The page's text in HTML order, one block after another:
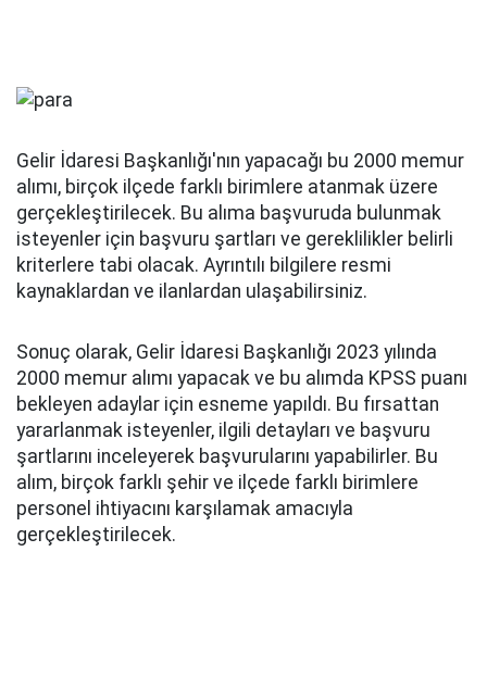
Gelir İdaresi Başkanlığı'nın yapacağı bu 2000 memur
alımı, birçok ilçede farklı birimlere atanmak üzere
gerçekleştirilecek. Bu alıma başvuruda bulunmak
isteyenler için başvuru şartları ve gereklilikler belirli
kriterlere tabi olacak. Ayrıntılı bilgilere resmi
kaynaklardan ve ilanlardan ulaşabilirsiniz.
Sonuç olarak, Gelir İdaresi Başkanlığı 2023 yılında
2000 memur alımı yapacak ve bu alımda KPSS puanı
bekleyen adaylar için esneme yapıldı. Bu fırsattan
yararlanmak isteyenler, ilgili detayları ve başvuru
şartlarını inceleyerek başvurularını yapabilirler. Bu
alım, birçok farklı şehir ve ilçede farklı birimlere
personel ihtiyacını karşılamak amacıyla
gerçekleştirilecek.